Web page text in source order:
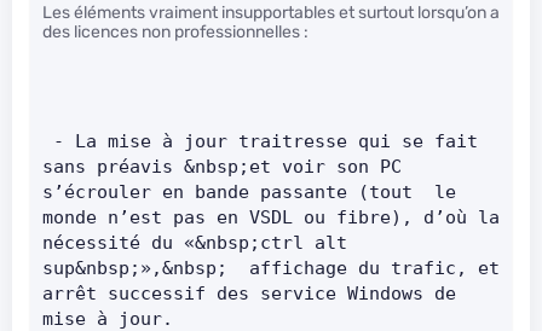
Les éléments vraiment insupportables et surtout lorsqu’on a
des licences non professionnelles :
sans préavis &nbsp;et voir son PC
s’écrouler en bande passante (tout  le
monde n’est pas en VSDL ou fibre), d’où la
nécessité du «&nbsp;ctrl alt
sup&nbsp;»,&nbsp;  affichage du trafic, et
arrêt successif des service Windows de
mise à jour.